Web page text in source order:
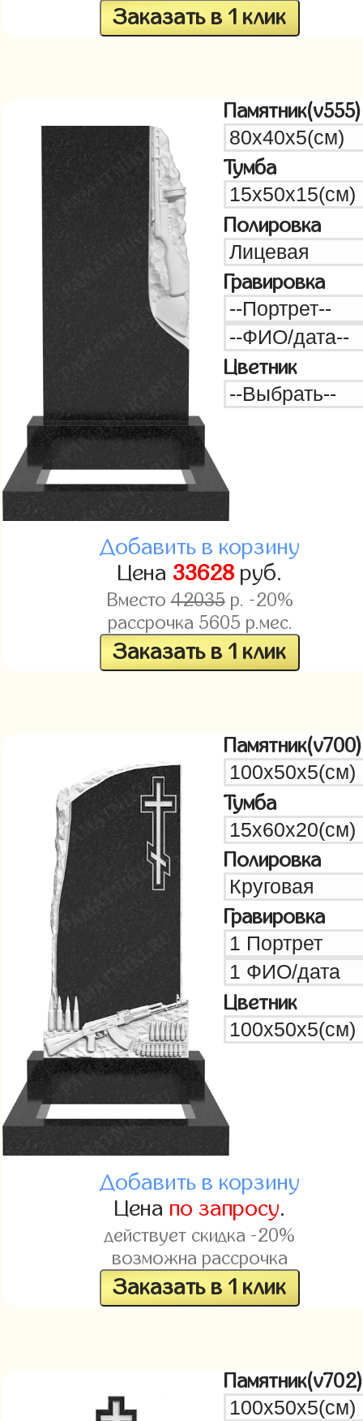
Заказать в 1 клик
Памятник(v555)
Тумба
Полировка
Гравировка
Цветник
Добавить в корзину
Цена 33628 руб.
Вместо42035р. -20%
рассрочка 5605 р.мес.
Заказать в 1 клик
Памятник(v700)
Тумба
Полировка
Гравировка
Цветник
Добавить в корзину
Цена по запросу.
действует скидка -20%
возможна рассрочка
Заказать в 1 клик
Памятник(v702)